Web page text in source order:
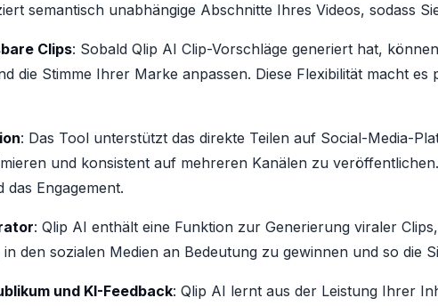
semantisch unabhängige Abschnitte Ihres Videos, sodass
Clips: Sobald Qlip AI Clip-Vorschläge generiert hat,
die Stimme Ihrer Marke anpassen. Diese Flexibilität macht
: Das Tool unterstützt das direkte Teilen auf Social-Media-
und konsistent auf mehreren Kanälen zu
das Engagement.
: Qlip AI enthält eine Funktion zur Generierung viraler
den sozialen Medien an Bedeutung zu gewinnen und so die
und KI-Feedback: Qlip AI lernt aus der Leistung Ihrer